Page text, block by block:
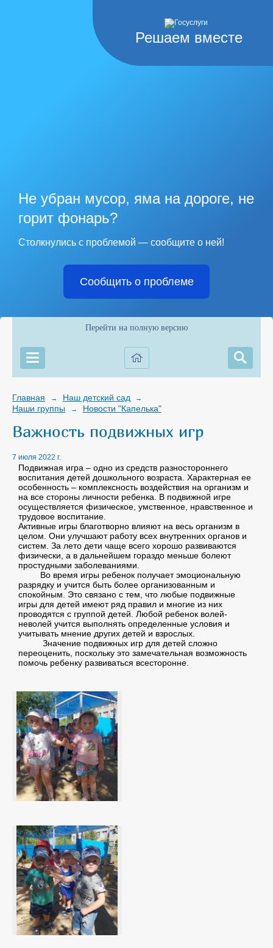
Решаем вместе
Не убран мусор, яма на дороге, не
горит фонарь?
Столкнулись с проблемой — сообщите о ней!
Сообщить о проблеме
Перейти на полную версию
Главная → Наш детский сад →
Наши группы → Новости "Капелька"
Важность подвижных игр
7 июля 2022 г.
Подвижная игра – одно из средств разностороннего
воспитания детей дошкольного возраста. Характерная ее
особенность – комплексность воздействия на организм и
на все стороны личности ребенка. В подвижной игре
осуществляется физическое, умственное, нравственное и
трудовое воспитание.
Активные игры благотворно влияют на весь организм в
целом. Они улучшают работу всех внутренних органов и
систем. За лето дети чаще всего хорошо развиваются
физически, а в дальнейшем гораздо меньше болеют
простудными заболеваниями.
Во время игры ребенок получает эмоциональную
разрядку и учится быть более организованным и
спокойным. Это связано с тем, что любые подвижные
игры для детей имеют ряд правил и многие из них
проводятся с группой детей. Любой ребенок волей-
неволей учится выполнять определенные условия и
учитывать мнение других детей и взрослых.
Значение подвижных игр для детей сложно
переоценить, поскольку это замечательная возможность
помочь ребенку развиваться всесторонне.